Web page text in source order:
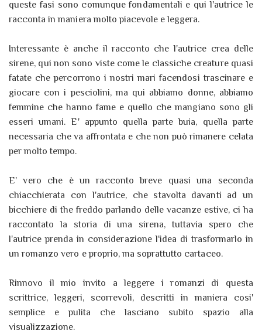
queste fasi sono comunque fondamentali e qui l'autrice le
racconta in maniera molto piacevole e leggera.
Interessante è anche il racconto che l'autrice crea delle
sirene, qui non sono viste come le classiche creature quasi
fatate che percorrono i nostri mari facendosi trascinare e
giocare con i pesciolini, ma qui abbiamo donne, abbiamo
femmine che hanno fame e quello che mangiano sono gli
esseri umani. E' appunto quella parte buia, quella parte
necessaria che va affrontata e che non può rimanere celata
per molto tempo.
E' vero che è un racconto breve quasi una seconda
chiacchierata con l'autrice, che stavolta davanti ad un
bicchiere di the freddo parlando delle vacanze estive, ci ha
raccontato la storia di una sirena, tuttavia spero che
l'autrice prenda in considerazione l'idea di trasformarlo in
un romanzo vero e proprio, ma soprattutto cartaceo.
Rinnovo il mio invito a leggere i romanzi di questa
scrittrice, leggeri, scorrevoli, descritti in maniera cosi'
semplice e pulita che lasciano subito spazio alla
visualizzazione.